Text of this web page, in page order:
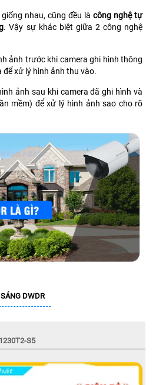
giống nhau, cũng đều là công nghệ tự
. Vậy sự khác biệt giữa 2 công nghệ
ảnh trước khi camera ghi hình thông
để xử lý hình ảnh thu vào.
ảnh sau khi camera đã ghi hình và
mềm) để xử lý hình ảnh sao cho rõ
DWDR
S5